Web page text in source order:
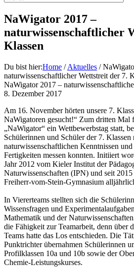
NaWigator 2017 –
naturwissenschaftlicher
Klassen
Du bist hier:Home /Aktuelles /
naturwissenschaftlicher Wettstreit der 7.
NaWigator 2017 –
8. Dezember 2017
Am 16. November hörten unsere 7.
NaWigatoren gesucht!“ Zum dritten Mal
„NaWigator“ ein Wettbewerbstag statt,
Schülerinnen und Schüler der 7. Klassen
naturwissenschaftlichen Kenntnissen
Fertigkeiten messen konnten. Initiiert
Jahr 2012 vom Kieler Institut der
Naturwissenschaften (IPN) und seit
Freiherr-vom-Stein-Gymnasium
In Viererteams stellten sich die
Wissensfragen und
Mathematik und der
die Fähigkeit zur Teamarbeit, denn über
Teams hatte das Los entschieden. Die
Punktrichter übernahmen Schülerinnen
Profilklassen 10a und 10b sowie der
Chemie-Leistungskurses.